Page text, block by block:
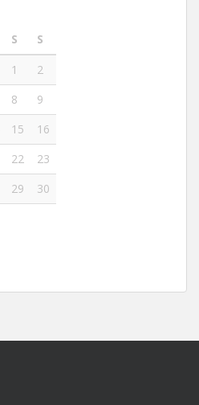
S
S
1
2
8
9
15
16
22
23
29
30